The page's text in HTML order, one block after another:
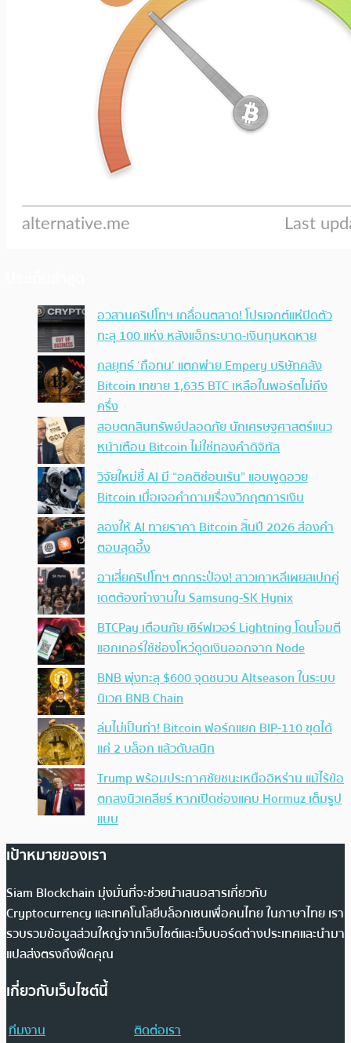
อวสานคริปโทฯ เกลื่อนตลาด! โปรเจกต์แห่ปิดตัว
ทะลุ 100 แห่ง หลังแฮ็กระบาด-เงินทุนหดหาย
กลยุทธ์ ‘ถือทน’ แตกพ่าย Empery บริษัทคลัง
Bitcoin เทขาย 1,635 BTC เหลือในพอร์ตไม่ถึง
ครึ่ง
สอบตกสินทรัพย์ปลอดภัย นักเศรษฐศาสตร์แนว
หน้าเตือน Bitcoin ไม่ใช่ทองคำดิจิทัล
วิจัยใหม่ชี้ AI มี “อคติซ่อนเร้น” แอบพูดอวย
Bitcoin เมื่อเจอคำถามเรื่องวิกฤตการเงิน
ลองให้ AI ทายราคา Bitcoin สิ้นปี 2026 ส่องคำ
ตอบสุดอึ้ง
อาเสี่ยคริปโทฯ ตกกระป๋อง! สาวเกาหลีเผยสเปกคู่
เดตต้องทำงานใน Samsung-SK Hynix
BTCPay เตือนภัย เซิร์ฟเวอร์ Lightning โดนโจมตี
แฮกเกอร์ใช้ช่องโหว่ดูดเงินออกจาก Node
BNB พุ่งทะลุ $600 จุดชนวน Altseason ในระบบ
นิเวศ BNB Chain
ล่มไม่เป็นท่า! Bitcoin ฟอร์กแยก BIP-110 ขุดได้
แค่ 2 บล็อก แล้วดับสนิท
Trump พร้อมประกาศชัยชนะเหนืออิหร่าน แม้ไร้ข้อ
ตกลงนิวเคลียร์ หากเปิดช่องแคบ Hormuz เต็มรูป
แบบ
เป้าหมายของเรา
Siam Blockchain มุ่งมั่นที่จะช่วยนำเสนอสารเกี่ยวกับ
Cryptocurrency และเทคโนโลยีบล็อกเชนเพื่อคนไทย ในภาษาไทย เรา
รวบรวมข้อมูลส่วนใหญ่จากเว็บไซต์และเว็บบอร์ดต่างประเทศและนำมา
แปลส่งตรงถึงฟีดคุณ
เกี่ยวกับเว็บไซต์นี้
ทีมงาน
ติดต่อเรา